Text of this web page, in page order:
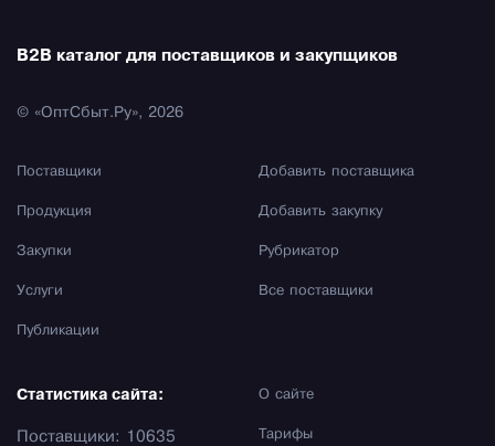
B2B каталог для поставщиков и закупщиков
© «ОптСбыт.Ру», 2026
Поставщики
Продукция
Закупки
Услуги
Публикации
Добавить поставщика
Добавить закупку
Рубрикатор
Все поставщики
О сайте
Тарифы
Статистика сайта:
Поставщики: 10635